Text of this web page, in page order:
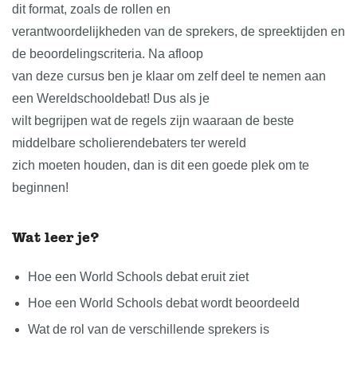
dit format, zoals de rollen en
verantwoordelijkheden van de sprekers, de spreektijden en
de beoordelingscriteria. Na afloop
van deze cursus ben je klaar om zelf deel te nemen aan
een Wereldschooldebat! Dus als je
wilt begrijpen wat de regels zijn waaraan de beste
middelbare scholierendebaters ter wereld
zich moeten houden, dan is dit een goede plek om te
beginnen!
Wat leer je?
Hoe een World Schools debat eruit ziet
Hoe een World Schools debat wordt beoordeeld
Wat de rol van de verschillende sprekers is